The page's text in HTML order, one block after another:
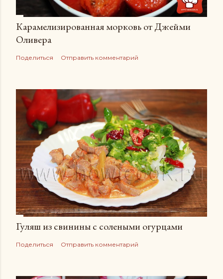
Карамелизированная морковь от Джейми
Оливера
Поделиться Отправить комментарий
Гуляш из свинины с солеными огурцами
Поделиться Отправить комментарий